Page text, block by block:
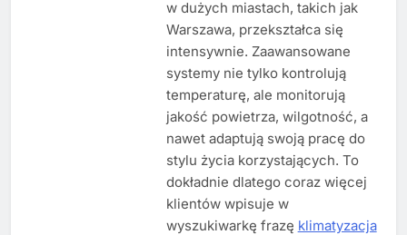
w dużych miastach, takich jak
Warszawa, przekształca się
intensywnie. Zaawansowane
systemy nie tylko kontrolują
temperaturę, ale monitorują
jakość powietrza, wilgotność, a
nawet adaptują swoją pracę do
stylu życia korzystających. To
dokładnie dlatego coraz więcej
klientów wpisuje w
wyszukiwarkę frazę klimatyzacja